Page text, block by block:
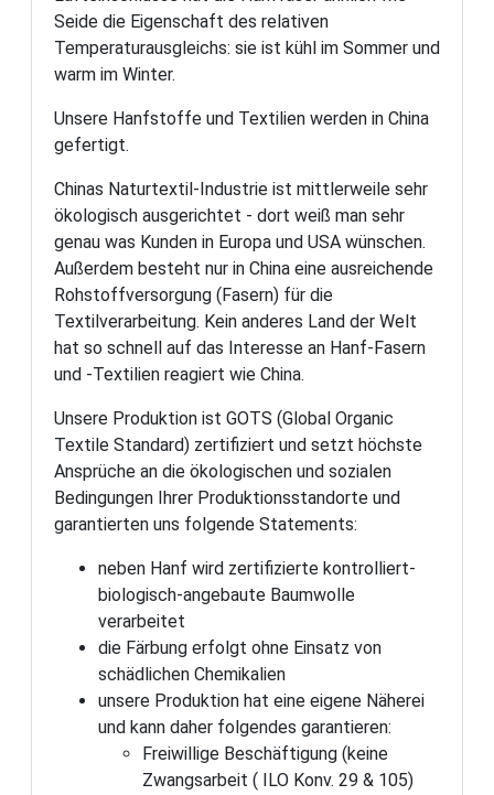
Seide die Eigenschaft des relativen
Temperaturausgleichs: sie ist kühl im Sommer und
warm im Winter.
Unsere Hanfstoffe und Textilien werden in China
gefertigt.
Chinas Naturtextil-Industrie ist mittlerweile sehr
ökologisch ausgerichtet - dort weiß man sehr
genau was Kunden in Europa und USA wünschen.
Außerdem besteht nur in China eine ausreichende
Rohstoffversorgung (Fasern) für die
Textilverarbeitung. Kein anderes Land der Welt
hat so schnell auf das Interesse an Hanf-Fasern
und -Textilien reagiert wie China.
Unsere Produktion ist GOTS (Global Organic
Textile Standard) zertifiziert und setzt höchste
Ansprüche an die ökologischen und sozialen
Bedingungen Ihrer Produktionsstandorte und
garantierten uns folgende Statements:
neben Hanf wird zertifizierte kontrolliert-
biologisch-angebaute Baumwolle
verarbeitet
die Färbung erfolgt ohne Einsatz von
schädlichen Chemikalien
unsere Produktion hat eine eigene Näherei
und kann daher folgendes garantieren:
Freiwillige Beschäftigung (keine
Zwangsarbeit ( ILO Konv. 29 & 105)